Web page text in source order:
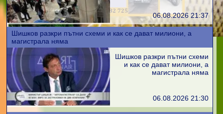
06.08.2026 21:37
Шишков разкри пътни схеми и как се дават милиони, а
магистрала няма
Шишков разкри пътни схеми
и как се дават милиони, а
магистрала няма
06.08.2026 21:30